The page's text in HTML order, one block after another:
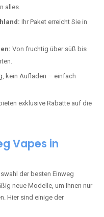
alles.
Ihr Paket erreicht Sie in
Von fruchtig über süß bis
kein Aufladen – einfach
exklusive Rabatte auf die
Vapes in
der besten Einweg
neue Modelle, um Ihnen nur
Hier sind einige der